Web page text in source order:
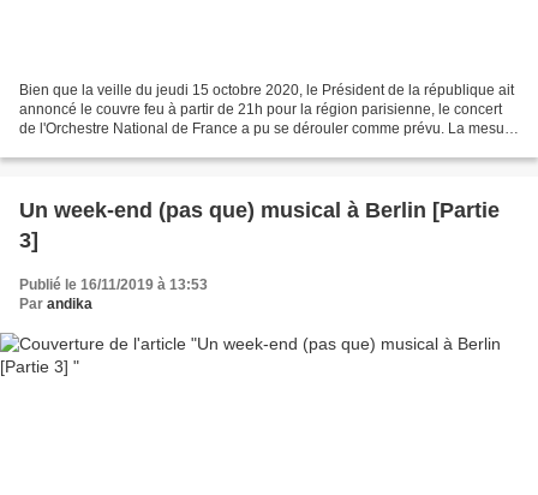
Bien que la veille du jeudi 15 octobre 2020, le Président de la république ait
annoncé le couvre feu à partir de 21h pour la région parisienne, le concert
de l'Orchestre National de France a pu se dérouler comme prévu. La mesure
Un week-end (pas que) musical à Berlin [Partie
3]
Publié le 16/11/2019 à 13:53
Par andika